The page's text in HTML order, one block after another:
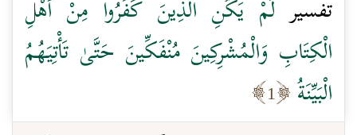
تفسير لَمْ يَكُنِ الَّذِينَ كَفَرُوا مِنْ أَهْلِ
الْكِتَابِ وَالْمُشْرِكِينَ مُنْفَكِّينَ حَتَّىٰ تَأْتِيَهُمُ
الْبَيِّنَةُ
1